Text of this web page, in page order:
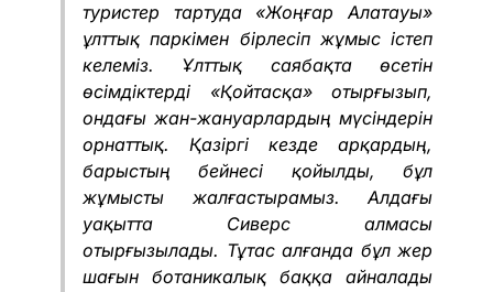
туристер тартуда «Жоңғар Алатауы»
ұлттық паркімен бірлесіп жұмыс істеп
келеміз. Ұлттық саябақта өсетін
өсімдіктерді «Қойтасқа» отырғызып,
ондағы жан-жануарлардың мүсіндерін
орнаттық. Қазіргі кезде арқардың,
барыстың бейнесі қойылды, бұл
жұмысты жалғастырамыз. Алдағы
уақытта Сиверс алмасы
отырғызылады. Тұтас алғанда бұл жер
шағын ботаникалық баққа айналады